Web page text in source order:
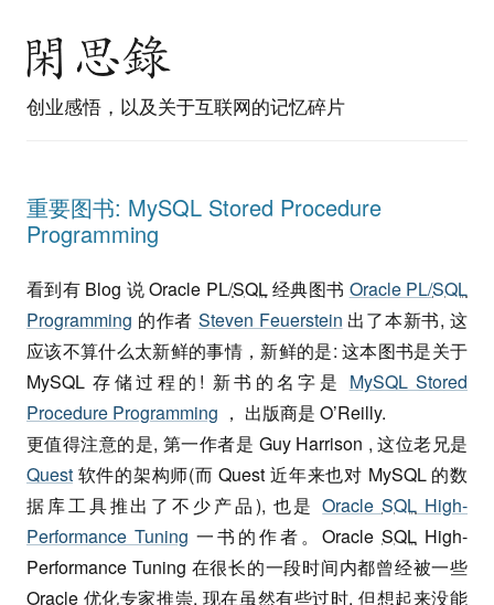
创业感悟，以及关于互联网的记忆碎片
重要图书: MySQL Stored Procedure
Programming
看到有 Blog 说 Oracle PL/SQL经典图书 Oracle PL/SQL
Programming 的作者 Steven Feuerstein 出了本新书, 这
应该不算什么太新鲜的事情，新鲜的是: 这本图书是关于
MySQL 存储过程的! 新书的名字是 MySQL Stored
Procedure Programming ， 出版商是 O’Reilly.
更值得注意的是, 第一作者是 Guy Harrison , 这位老兄是
Quest 软件的架构师(而 Quest 近年来也对 MySQL 的数
据库工具推出了不少产品), 也是OracleSQL High-
Performance Tuning 一书的作者。Oracle SQL High-
Performance Tuning 在很长的一段时间内都曾经被一些
Oracle 优化专家推崇, 现在虽然有些过时, 但想起来没能